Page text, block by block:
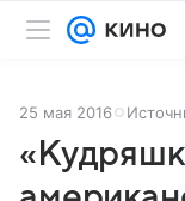
25 мая 2016